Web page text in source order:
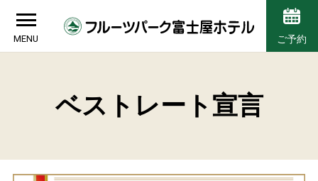
MENU ご予約
ベストレート宣言